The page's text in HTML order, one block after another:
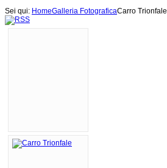
Sei qui: HomeGalleria FotograficaCarro Trionfale